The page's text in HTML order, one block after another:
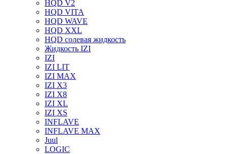
HQD V2
HQD VITA
HQD WAVE
HQD XXL
HQD солевая жидкость
Жидкость IZI
IZI
IZI LIT
IZI MAX
IZI X3
IZI X8
IZI XL
IZI XS
INFLAVE
INFLAVE MAX
Juul
LOGIC